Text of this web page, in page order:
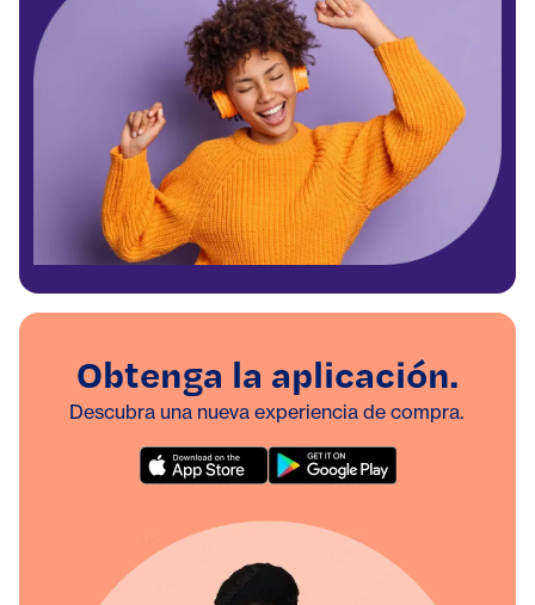
Obtenga la aplicación.
Descubra una nueva experiencia de compra.